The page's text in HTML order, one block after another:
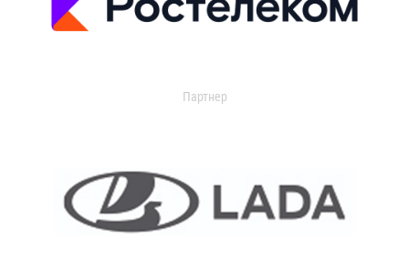
Партнер